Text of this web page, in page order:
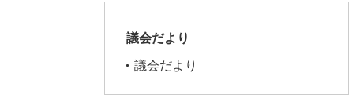
議会だより
議会だより